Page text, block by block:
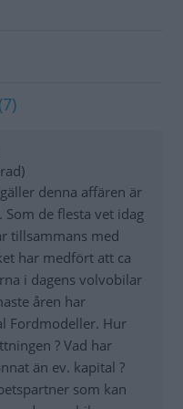
denna affären är
de flesta vet idag
tillsammans med
har medfört att ca
i dagens volvobilar
åren har
Fordmodeller. Hur
? Vad har
än ev. kapital ?
som kan